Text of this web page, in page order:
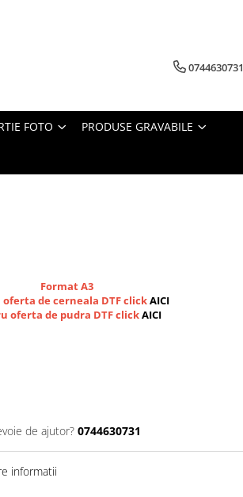
0744630731
FOTO PRODUSE GRAVABILE
Format A3
de cerneala DTF clickAICI
oferta de pudra DTF clickAICI
de ajutor? 0744630731
informatii